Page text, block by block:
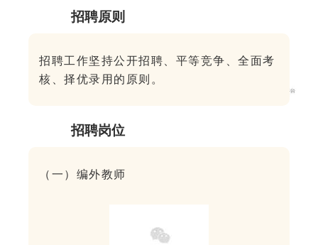
招聘原则
招聘工作坚持公开招聘、平等竞争、全面考
核、择优录用的原则。
招聘岗位
（一）编外教师